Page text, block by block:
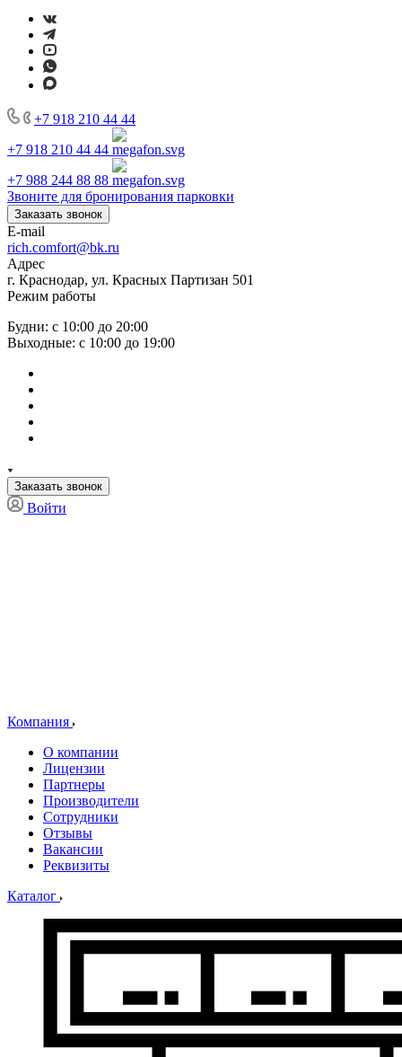
+7 918 210 44 44
+7 918 210 44 44
+7 988 244 88 88
Звоните для бронирования парковки
Заказать звонок
E-mail
rich.comfort@bk.ru
Адрес
г. Краснодар, ул. Красных Партизан 501
Режим работы
Будни: с 10:00 до 20:00
Выходные: с 10:00 до 19:00
Заказать звонок
Войти
Компания
О компании
Лицензии
Партнеры
Производители
Сотрудники
Отзывы
Вакансии
Реквизиты
Каталог